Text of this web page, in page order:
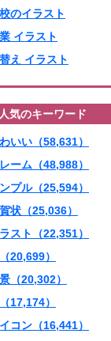
のイラスト
イラスト
え イラスト
人気のキーワード
いい（58,631）
ーム（48,988）
プル（25,594）
状（25,036）
スト（22,351）
20,699）
（20,302）
17,174）
コン（16,441）